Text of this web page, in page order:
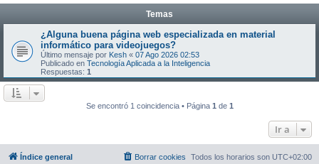
Temas
¿Alguna buena página web especializada en material
informático para videojuegos?
Último mensaje por Kesh « 07 Ago 2026 02:53
Publicado en Tecnología Aplicada a la Inteligencia
Respuestas: 1
Se encontró 1 coincidencia • Página 1 de 1
Ir a
Índice general Todos los horarios son UTC+02:00
Borrar cookies